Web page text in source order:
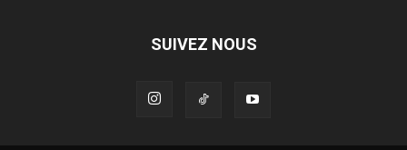
SUIVEZ NOUS